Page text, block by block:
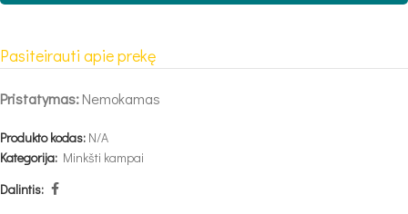
Pasiteirauti apie prekę
Pristatymas:Nemokamas
Produkto kodas: N/A
Kategorija: Minkšti kampai
Dalintis: